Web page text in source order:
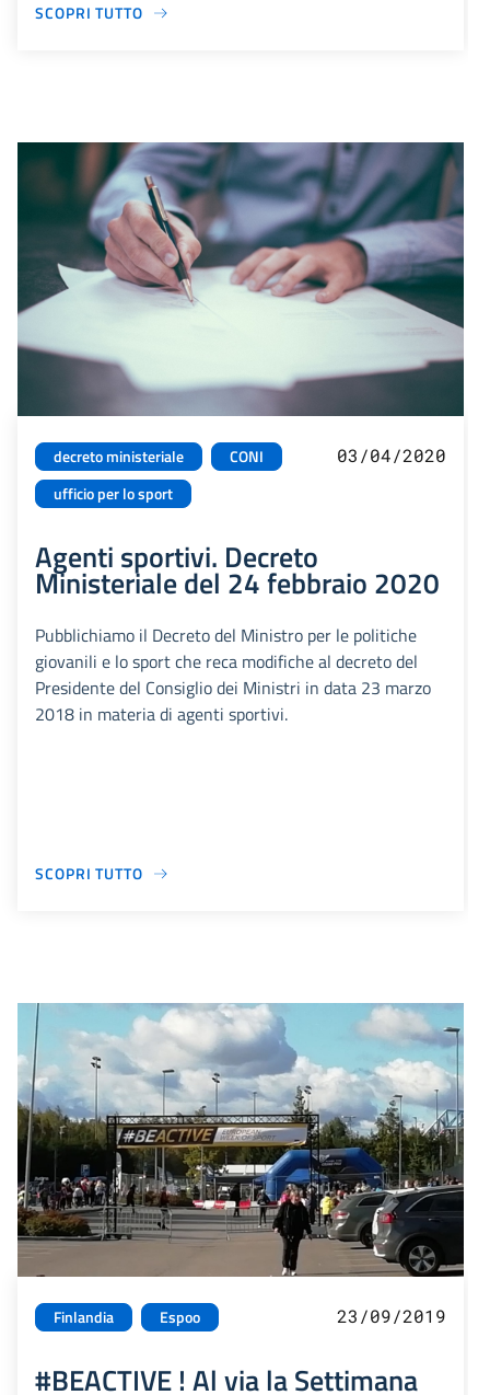
SCOPRI TUTTO
decreto ministeriale
CONI
ufficio per lo sport
03/04/2020
Agenti sportivi. Decreto
Ministeriale del 24 febbraio 2020
Pubblichiamo il Decreto del Ministro per le politiche
giovanili e lo sport che reca modifiche al decreto del
Presidente del Consiglio dei Ministri in data 23 marzo
2018 in materia di agenti sportivi.
SCOPRI TUTTO
Finlandia Espoo 23/09/2019
#BEACTIVE ! Al via la Settimana